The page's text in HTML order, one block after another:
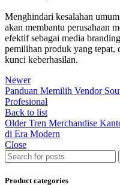
Menghindari kesalahan
akan membantu perusahaan
efektif sebagai media
pemilihan produk yang tepat,
kunci keberhasilan.
Newer
Panduan Memilih Vendor
Profesional
Back to list
Older Tren Merchandise
di Era Modern
Close
Product categories